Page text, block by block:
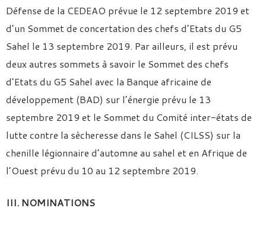
Défense de la CEDEAO prévue le 12 septembre 2019 et
d’un Sommet de concertation des chefs d’Etats du G5
Sahel le 13 septembre 2019. Par ailleurs, il est prévu
deux autres sommets à savoir le Sommet des chefs
d’Etats du G5 Sahel avec la Banque africaine de
développement (BAD) sur l’énergie prévu le 13
septembre 2019 et le Sommet du Comité inter-états de
lutte contre la sècheresse dans le Sahel (CILSS) sur la
chenille légionnaire d’automne au sahel et en Afrique de
l’Ouest prévu du 10 au 12 septembre 2019.
III. NOMINATIONS